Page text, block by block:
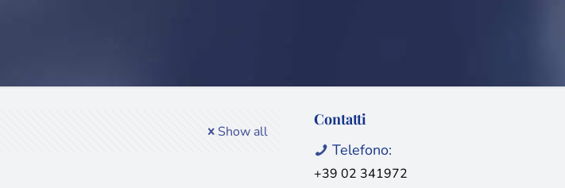
Show all
Contatti
Telefono:
+39 02 341972